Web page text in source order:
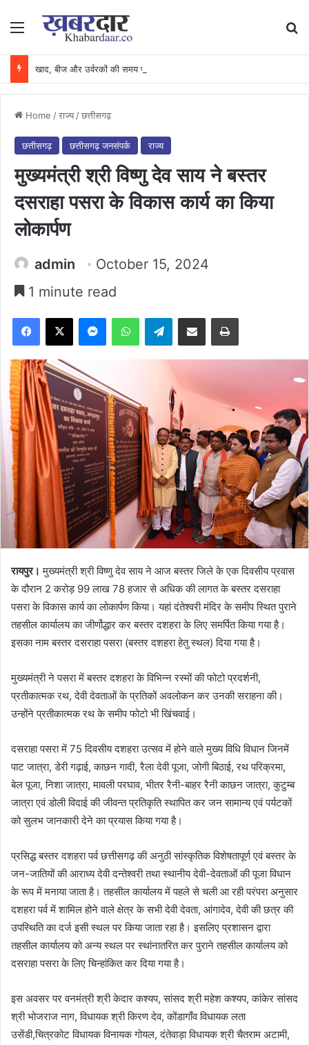
Menu
Home /राज्य /छत्तीसगढ़
छत्तीसगढ़ छत्तीसगढ़ जनसंपर्क राज्य
मुख्यमंत्री श्री विष्णु देव साय ने बस्तर
दसराहा पसरा के विकास कार्य का किया
लोकार्पण
admin
October 15, 2024
1 minute read
Facebook
X MessengerWhatsAppTelegramShare via Email Print
रायपुर। मुख्यमंत्री श्री विष्णु देव साय ने आज बस्तर जिले के एक दिवसीय प्रवास
के दौरान 2 करोड़ 99 लाख 78 हजार से अधिक की लागत के बस्तर दसराहा
पसरा के विकास कार्य का लोकार्पण किया। यहां दंतेश्वरी मंदिर के समीप स्थित पुराने
तहसील कार्यालय का जीर्णोद्धार कर बस्तर दशहरा के लिए समर्पित किया गया है।
इसका नाम बस्तर दसराहा पसरा (बस्तर दशहरा हेतु स्थल) दिया गया है।
मुख्यमंत्री ने पसरा में बस्तर दशहरा के विभिन्न रस्मों की फोटो प्रदर्शनी,
प्रतीकात्मक रथ, देवी देवताओं के प्रतिकों अवलोकन कर उनकी सराहना की।
उन्होंने प्रतीकात्मक रथ के समीप फोटो भी खिंचवाई।
दसराहा पसरा में 75 दिवसीय दशहरा उत्सव में होने वाले मुख्य विधि विधान जिनमें
पाट जात्रा, डेरी गढ़ाई, काछन गादी, रैला देवी पूजा, जोगी बिठाई, रथ परिक्रमा,
बेल पूजा, निशा जात्रा, मावली परघाव, भीतर रैनी-बाहर रैनी काछन जात्रा, कुटुम्ब
जात्रा एवं डोली विदाई की जीवन्त प्रतिकृति स्थापित कर जन सामान्य एवं पर्यटकों
को सुलभ जानकारी देने का प्रयास किया गया है।
प्रसिद्ध बस्तर दशहरा पर्व छत्तीसगढ़ की अनुठी सांस्कृतिक विशेषतापूर्ण एवं बस्तर के
जन-जातियों की आराध्य देवी दन्तेश्वरी तथा स्थानीय देवी-देवताओं की पूजा विधान
के रूप में मनाया जाता है। तहसील कार्यालय में पहले से चली आ रही परंपरा अनुसार
दशहरा पर्व में शामिल होने वाले क्षेत्र के सभी देवी देवता, आंगादेव, देवी की छत्र की
उपस्थिति का दर्ज इसी स्थल पर किया जाता रहा है। इसलिए प्रशासन द्वारा
तहसील कार्यालय को अन्य स्थल पर स्थांनातरित कर पुराने तहसील कार्यालय को
दसराहा पसरा के लिए चिन्हांकित कर दिया गया है।
इस अवसर पर वनमंत्री श्री केदार कश्यप, सांसद श्री महेश कश्यप, कांकेर सांसद
श्री भोजराज नाग, विधायक श्री किरण देव, कोंडागाँव विधायक लता
उसेंडी,चित्रकोट विधायक विनायक गोयल, दंतेवाड़ा विधायक श्री चैतराम अटामी,